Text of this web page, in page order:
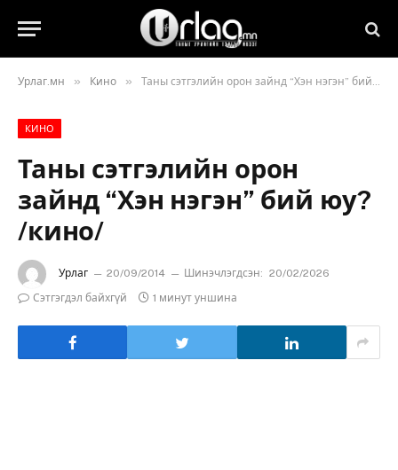
Урлаг.мн » Кино » Таны сэтгэлийн орон зайнд “Хэн нэгэн” бий юу? /кино/
КИНО
Таны сэтгэлийн орон
зайнд “Хэн нэгэн” бий юу?
/кино/
Урлаг 20/09/2014 Шинэчлэгдсэн: 20/02/2026
Сэтгэгдэл байхгүй
1 минут уншина